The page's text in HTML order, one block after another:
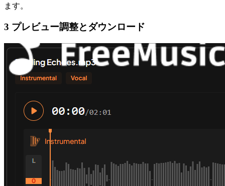
ます。
3 プレビュー調整とダウンロード